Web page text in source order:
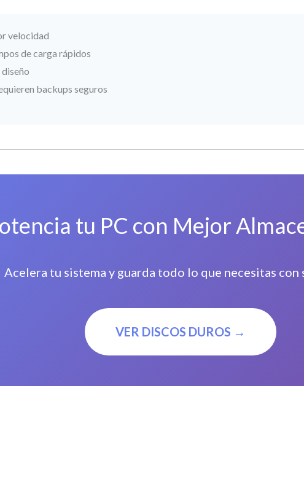
velocidad
de carga rápidos
backups seguros
tu PC con Mejor
Acelera tu sistema y guarda todo lo que necesitas con
VER DISCOS DUROS →